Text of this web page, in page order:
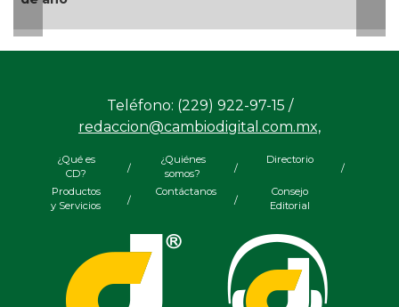
Teléfono: (229) 922-97-15 /
redaccion@cambiodigital.com.mx,
¿Qué es
CD?
/
¿Quiénes
somos?
/
Directorio
/
Productos
y Servicios
/
Contáctanos
/
Consejo
Editorial